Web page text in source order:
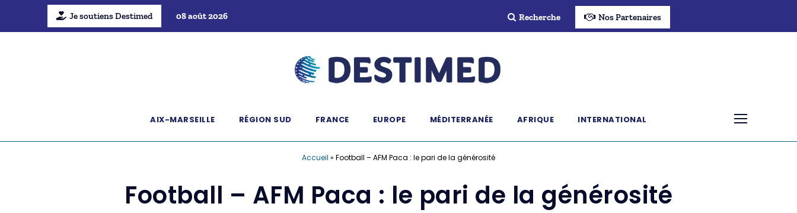
Je soutiens Destimed 08 août 2026 Recherche Nos Partenaires
AIX-MARSEILLE RÉGION SUD FRANCE EUROPE MÉDITERRANÉE AFRIQUE INTERNATIONAL
Accueil » Football – AFM Paca : le pari de la générosité
Football – AFM Paca : le pari de la générosité